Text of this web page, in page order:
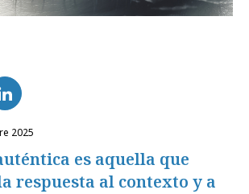
2025
es aquella que
respuesta al contexto y a